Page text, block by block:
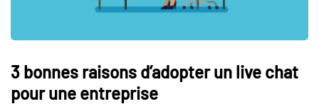
3 bonnes raisons d’adopter un live chat
pour une entreprise